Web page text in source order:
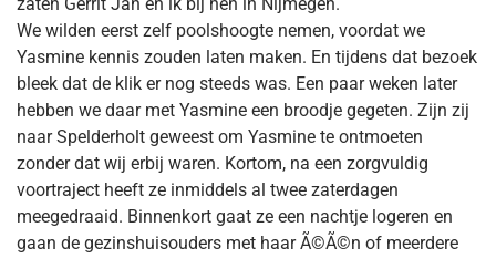
We wilden eerst zelf poolshoogte nemen, voordat we
Yasmine kennis zouden laten maken. En tijdens dat bezoek
bleek dat de klik er nog steeds was. Een paar weken later
hebben we daar met Yasmine een broodje gegeten. Zijn zij
naar Spelderholt geweest om Yasmine te ontmoeten
zonder dat wij erbij waren. Kortom, na een zorgvuldig
voortraject heeft ze inmiddels al twee zaterdagen
meegedraaid. Binnenkort gaat ze een nachtje logeren en
gaan de gezinshuisouders met haar Ã©Ã©n of meerdere